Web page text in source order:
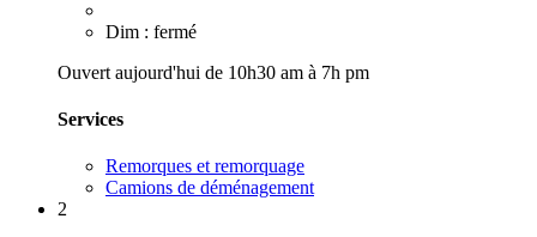
Dim : fermé
Ouvert aujourd'hui de 10h30 am à 7h pm
Services
Remorques et remorquage
Camions de déménagement
2